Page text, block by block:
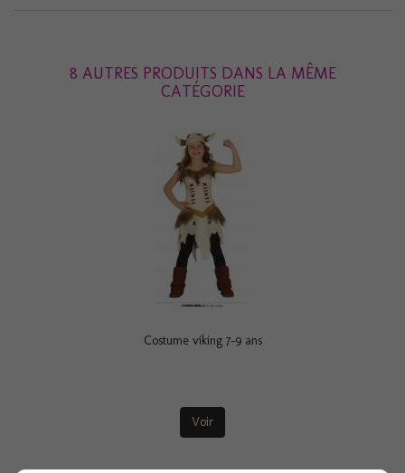
8 AUTRES PRODUITS DANS LA MÊME
CATÉGORIE
Costume viking 7-9 ans
Voir